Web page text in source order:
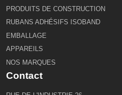
PRODUITS DE CONSTRUCTION
RUBANS ADHÉSIFS ISOBAND
EMBALLAGE
APPAREILS
NOS MARQUES
Contact